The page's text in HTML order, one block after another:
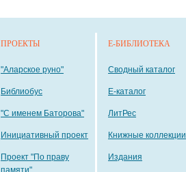
ПРОЕКТЫ
"Аларское руно"
Библиобус
"С именем Баторова"
Инициативный проект
Проект "По праву
памяти"
E-БИБЛИОТЕКА
Сводный каталог
E-каталог
ЛитРес
Книжные коллекции
Издания